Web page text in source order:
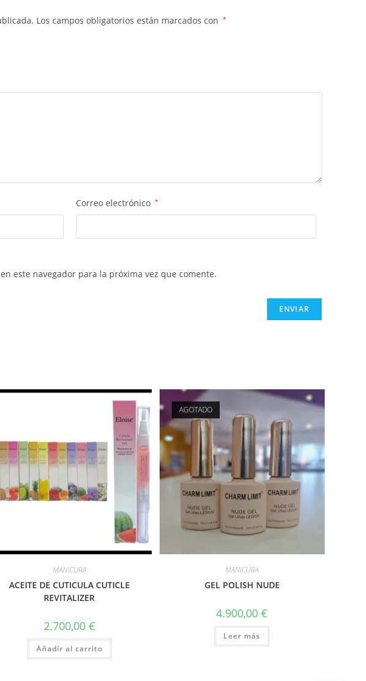
Los campos obligatorios están marcados con *
Correo electrónico *
este navegador para la próxima vez que comente.
MANICURA
ACEITE DE CUTICULA CUTICLE
REVITALIZER
2.700,00 €
Añadir al carrito
AGOTADO
MANICURA
GEL POLISH NUDE
4.900,00€
Leer más